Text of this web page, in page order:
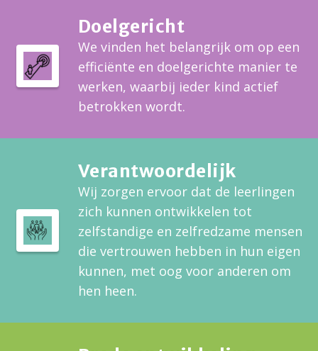
Doelgericht
We vinden het belangrijk om op een
efficiënte en doelgerichte manier te
werken, waarbij ieder kind actief
betrokken wordt.
Verantwoordelijk
Wij zorgen ervoor dat de leerlingen
zich kunnen ontwikkelen tot
zelfstandige en zelfredzame mensen
die vertrouwen hebben in hun eigen
kunnen, met oog voor anderen om
hen heen.